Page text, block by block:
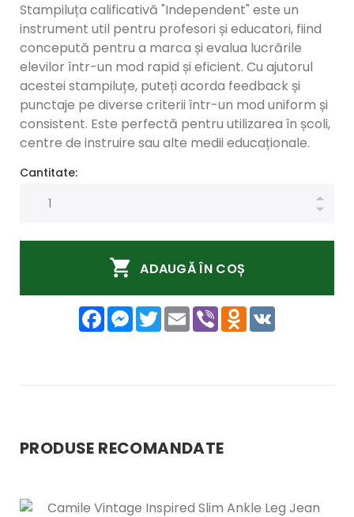
Stampiluța calificativă "Independent" este un
instrument util pentru profesori și educatori, fiind
concepută pentru a marca și evalua lucrările
elevilor într-un mod rapid și eficient. Cu ajutorul
acestei stampiluțe, puteți acorda feedback și
punctaje pe diverse criterii într-un mod uniform și
consistent. Este perfectă pentru utilizarea în școli,
centre de instruire sau alte medii educaționale.
Cantitate:
ADAUGĂ ÎN COȘ
FacebookMessenger
TwitterEmailViberOdnoklassniki
PRODUSE RECOMANDATE